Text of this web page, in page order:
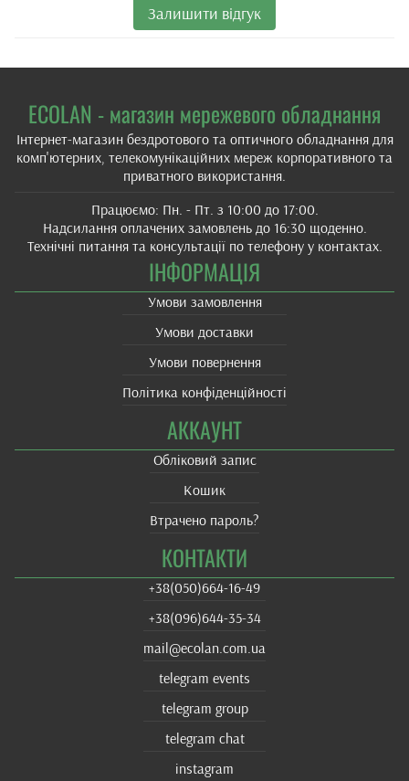
Залишити відгук
ECOLAN - магазин мережевого обладнання
Інтернет-магазин бездротового та оптичного обладнання для
комп'ютерних, телекомунікаційних мереж корпоративного та
приватного використання.
Працюємо: Пн. - Пт. з 10:00 до 17:00.
Надсилання оплачених замовлень до 16:30 щоденно.
Технічні питання та консультації по телефону у контактах.
ІНФОРМАЦІЯ
Умови замовлення
Умови доставки
Умови повернення
Політика конфіденційності
АККАУНТ
Обліковий запис
Кошик
Втрачено пароль?
КОНТАКТИ
+38(‎050)664-16-49
+38‎(096)644-35-34
mail@ecolan.com.ua
telegram events
telegram group
telegram chat
instagram